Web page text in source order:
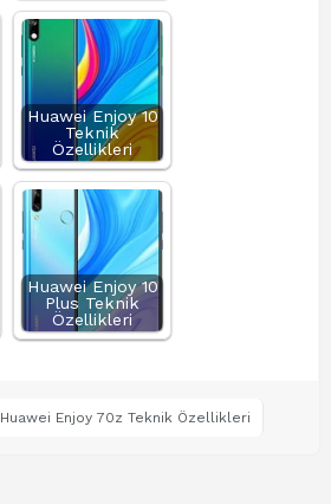
Huawei Enjoy 10
Teknik
Özellikleri
Huawei Enjoy 10
Plus Teknik
Özellikleri
Huawei Enjoy 70z Teknik Özellikleri